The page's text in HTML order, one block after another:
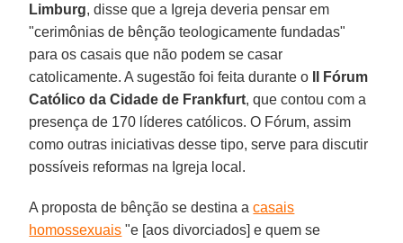
Limburg, disse que a Igreja deveria pensar em
"cerimônias de bênção teologicamente fundadas"
para os casais que não podem se casar
catolicamente. A sugestão foi feita durante o
II Fórum
Católico da Cidade de Frankfurt, que contou com a
presença de 170 líderes católicos. O Fórum, assim
como outras iniciativas desse tipo, serve para discutir
possíveis reformas na Igreja local.
A proposta de bênção se destina acasais
homossexuais "e [aos divorciados] e quem se